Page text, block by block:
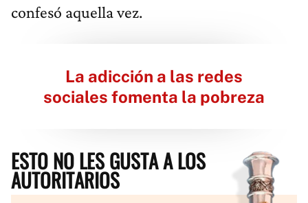
confesó aquella vez.
La adicción a las redes
sociales fomenta la pobreza
ESTO NO LES GUSTA A LOS
AUTORITARIOS